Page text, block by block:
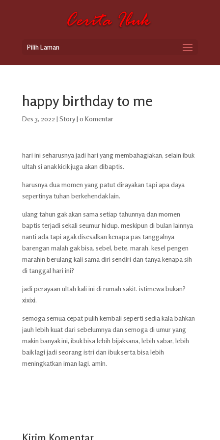
Pilih Laman
happy birthday to me
Des 3, 2022 | Story| 0 Komentar
hari ini seharusnya jadi hari yang membahagiakan, selain ibuk
ultah si anak kicik juga akan dibaptis.
harusnya dua momen yang patut dirayakan tapi apa daya
sepertinya tuhan berkehendak lain.
ulang tahun gak akan sama setiap tahunnya dan momen
baptis terjadi sekali seumur hidup. meskipun di bulan lainnya
nanti ada tapi agak disesalkan kenapa pas tanggalnya
barengan malah gak bisa. sebel, bete, marah, kesel pengen
marahin berulang kali sama diri sendiri dan tanya kenapa sih
di tanggal hari ini?
jadi perayaan ultah kali ini di rumah sakit. istimewa bukan?
xixixi.
semoga semua cepat pulih kembali seperti sedia kala bahkan
jauh lebih kuat dari sebelumnya dan semoga di umur yang
makin banyak ini, ibuk bisa lebih bijaksana, lebih sabar, lebih
baik lagi jadi seorang istri dan ibuk serta bisa lebih
meningkatkan iman lagi. amin.